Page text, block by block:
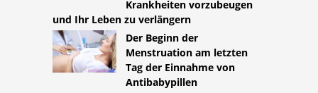
Krankheiten vorzubeugen
und Ihr Leben zu verlängern
Der Beginn der
Menstruation am letzten
Tag der Einnahme von
Antibabypillen